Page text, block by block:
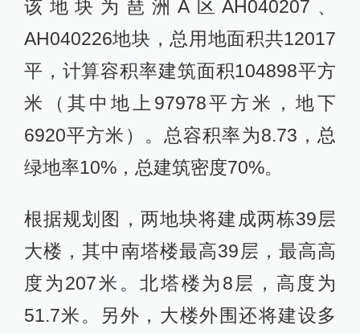
该地块为琶洲A区AH040207、
AH040226地块，总用地面积共12017
平，计算容积率建筑面积104898平方
米（其中地上97978平方米，地下
6920平方米）。总容积率为8.73，总
绿地率10%，总建筑密度70%。
根据规划图，两地块将建成两栋39层
大楼，其中南塔楼最高39层，最高高
度为207米。北塔楼为8层，高度为
51.7米。另外，大楼外围还将建设多